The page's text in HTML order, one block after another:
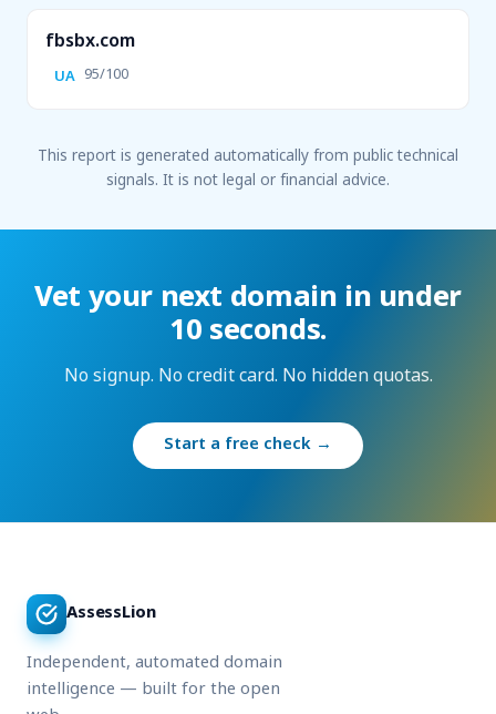
fbsbx.com
UA 95/100
This report is generated automatically from public technical
signals. It is not legal or financial advice.
Vet your next domain in under
10 seconds.
No signup. No credit card. No hidden quotas.
Start a free check →
AssessLion
Independent, automated domain
intelligence — built for the open